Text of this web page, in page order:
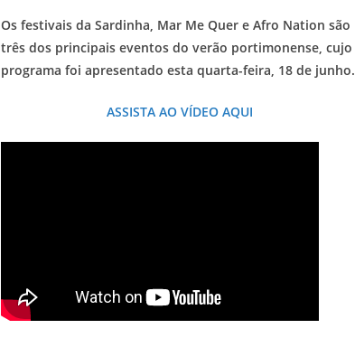
Os festivais da Sardinha, Mar Me Quer e Afro Nation são
três dos principais eventos do verão portimonense, cujo
programa foi apresentado esta quarta-feira, 18 de junho.
ASSISTA AO VÍDEO AQUI